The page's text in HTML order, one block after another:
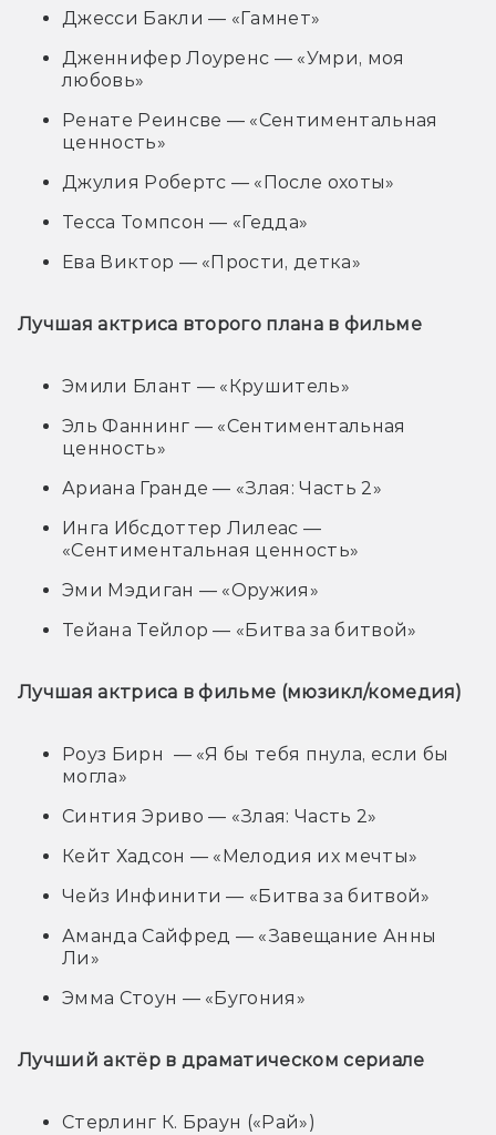
Джесси Бакли — «Гамнет»
Дженнифер Лоуренс — «Умри, моя
любовь»
Ренате Реинсве — «Сентиментальная
ценность»
Джулия Робертс — «После охоты»
Тесса Томпсон — «Гедда»
Ева Виктор — «Прости, детка»
Лучшая актриса второго плана в фильме
Эмили Блант — «Крушитель»
Эль Фаннинг — «Сентиментальная
ценность»
Ариана Гранде — «Злая: Часть 2»
Инга Ибсдоттер Лилеас —
«Сентиментальная ценность»
Эми Мэдиган — «Оружия»
Тейана Тейлор — «Битва за битвой»
Лучшая актриса в фильме (мюзикл/комедия)
Роуз Бирн — «Я бы тебя пнула, если бы
могла»
Синтия Эриво — «Злая: Часть 2»
Кейт Хадсон — «Мелодия их мечты»
Чейз Инфинити — «Битва за битвой»
Аманда Сайфред — «Завещание Анны
Ли»
Эмма Стоун — «Бугония»
Лучший актёр в драматическом сериале
Стерлинг К. Браун («Рай»)